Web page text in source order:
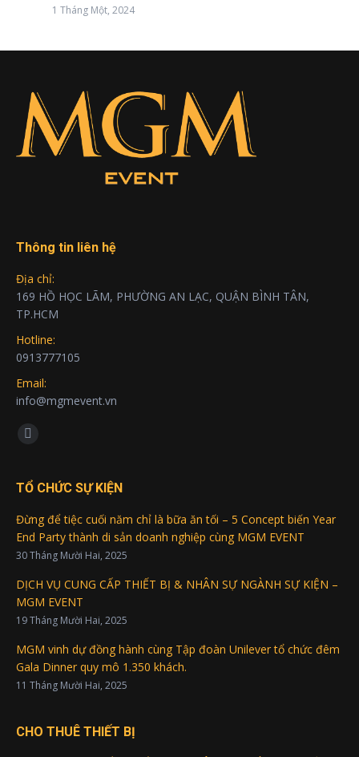
1 Tháng Một, 2024
Thông tin liên hệ
Địa chỉ:
169 HỒ HỌC LÃM, PHƯỜNG AN LẠC, QUẬN BÌNH TÂN,
TP.HCM
Hotline:
0913777105
Email:
info@mgmevent.vn
Find us on:
Facebook
opens
new
window
TỔ CHỨC SỰ KIỆN
Đừng để tiệc cuối năm chỉ là bữa ăn tối – 5 Concept biến Year
End Party thành di sản doanh nghiệp cùng MGM EVENT
30 Tháng Mười Hai, 2025
DỊCH VỤ CUNG CẤP THIẾT BỊ & NHÂN SỰ NGÀNH SỰ KIỆN –
MGM EVENT
19 Tháng Mười Hai, 2025
MGM vinh dự đồng hành cùng Tập đoàn Unilever tổ chức đêm
Gala Dinner quy mô 1.350 khách.
11 Tháng Mười Hai, 2025
CHO THUÊ THIẾT BỊ